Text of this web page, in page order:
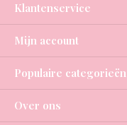
Klantenservice
Mijn account
Populaire categorieën
Over ons